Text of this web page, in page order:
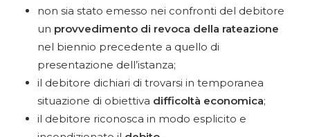
non sia stato emesso nei confronti del debitore
un provvedimento di revoca della rateazione
nel biennio precedente a quello di
presentazione dell’istanza;
il debitore dichiari di trovarsi in temporanea
situazione di obiettiva difficoltà economica;
il debitore riconosca in modo esplicito e